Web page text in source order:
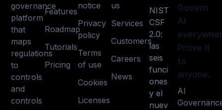
governance
platform
that
maps
regulations
to
controls
and
controls
Features
Roadmap
Tutorials
Pricing
notice
Privacy
policy
Terms
of use
Cookies
Licenses
us
Services
Customers
Careers
News
NIST
CSF
2.0:
las
seis
funci
ones
y el
nuev
Govern
AI
Prove it
to
anyone.
AI